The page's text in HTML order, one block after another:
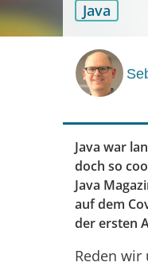
Java
Java war
doch so
Java
auf dem
der ersten
Reden wir